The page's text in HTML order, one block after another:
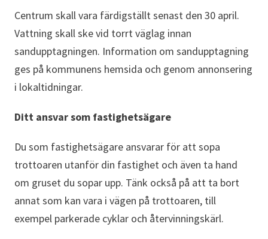
Centrum skall vara färdigställt senast den 30 april.
Vattning skall ske vid torrt väglag innan
sandupptagningen. Information om sandupptagning
ges på kommunens hemsida och genom annonsering
i lokaltidningar.
Ditt ansvar som fastighetsägare
Du som fastighetsägare ansvarar för att sopa
trottoaren utanför din fastighet och även ta hand
om gruset du sopar upp. Tänk också på att ta bort
annat som kan vara i vägen på trottoaren, till
exempel parkerade cyklar och återvinningskärl.